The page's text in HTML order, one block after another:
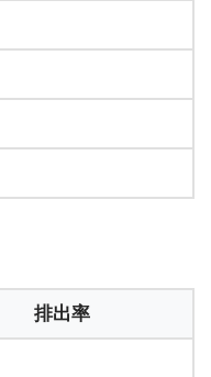
排出率